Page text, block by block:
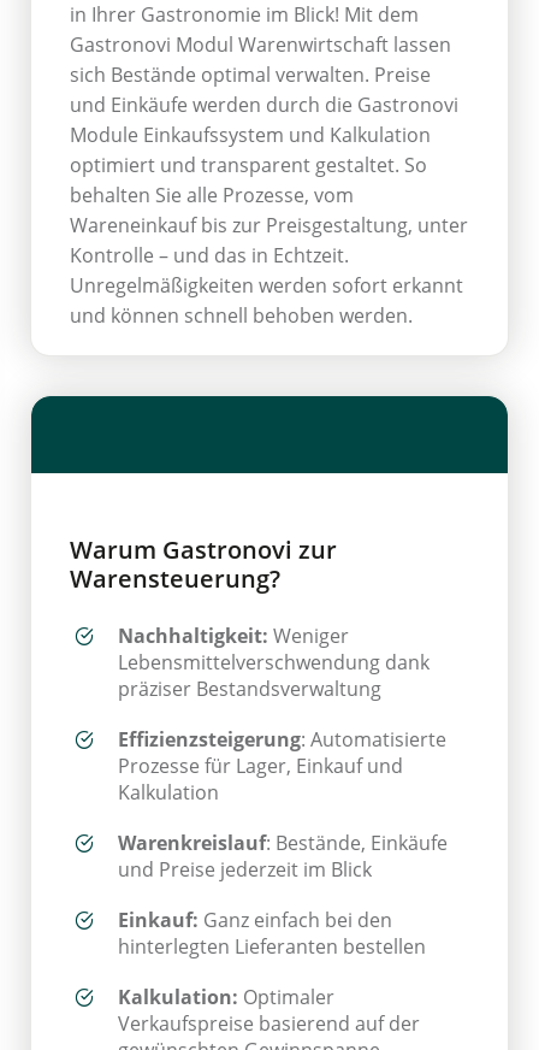
in Ihrer Gastronomie im Blick! Mit dem
Gastronovi Modul Warenwirtschaft lassen
sich Bestände optimal verwalten. Preise
und Einkäufe werden durch die Gastronovi
Module Einkaufssystem und Kalkulation
optimiert und transparent gestaltet. So
behalten Sie alle Prozesse, vom
Wareneinkauf bis zur Preisgestaltung, unter
Kontrolle – und das in Echtzeit.
Unregelmäßigkeiten werden sofort erkannt
und können schnell behoben werden.
Warum Gastronovi zur
Warensteuerung?
Nachhaltigkeit: Weniger
Lebensmittelverschwendung dank
präziser Bestandsverwaltung
Effizienzsteigerung: Automatisierte
Prozesse für Lager, Einkauf und
Kalkulation
Warenkreislauf: Bestände, Einkäufe
und Preise jederzeit im Blick
Einkauf: Ganz einfach bei den
hinterlegten Lieferanten bestellen
Kalkulation: Optimaler
Verkaufspreise basierend auf der